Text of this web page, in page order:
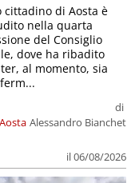
Aosta
di
Alessandro Bianchet
il 06/08/2026
cittadino di Aosta è
nella quarta
del Consiglio
dove ha ribadito
al momento, sia